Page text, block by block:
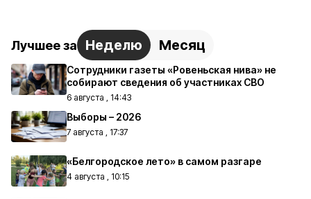
Лучшее за Неделю Месяц
Сотрудники газеты «Ровеньская нива» не
собирают сведения об участниках СВО
6 августа , 14:43
Выборы – 2026
7 августа , 17:37
«Белгородское лето» в самом разгаре
4 августа , 10:15